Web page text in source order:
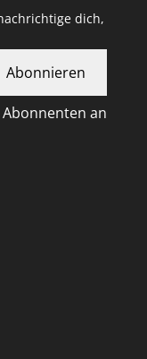
dich,
Abonnieren
an